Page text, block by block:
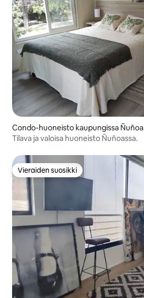
Condo-huoneisto kaupungissa Ñuñoa
Tilava ja valoisa huoneisto Ñuñoassa.
Vieraiden suosikki
Vieraiden suosikki